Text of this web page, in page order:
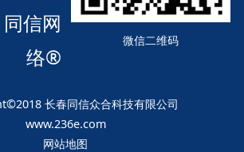
信网
络®
微信二维码
长春同信众合科技有限公司
www.236e.com
网站地图